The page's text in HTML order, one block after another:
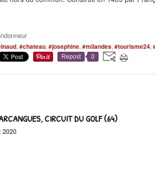
, #chateau, #josephine, #milandes, #tourisme24,
Repost 0
CIRCUIT DU GOLF (64)
2020